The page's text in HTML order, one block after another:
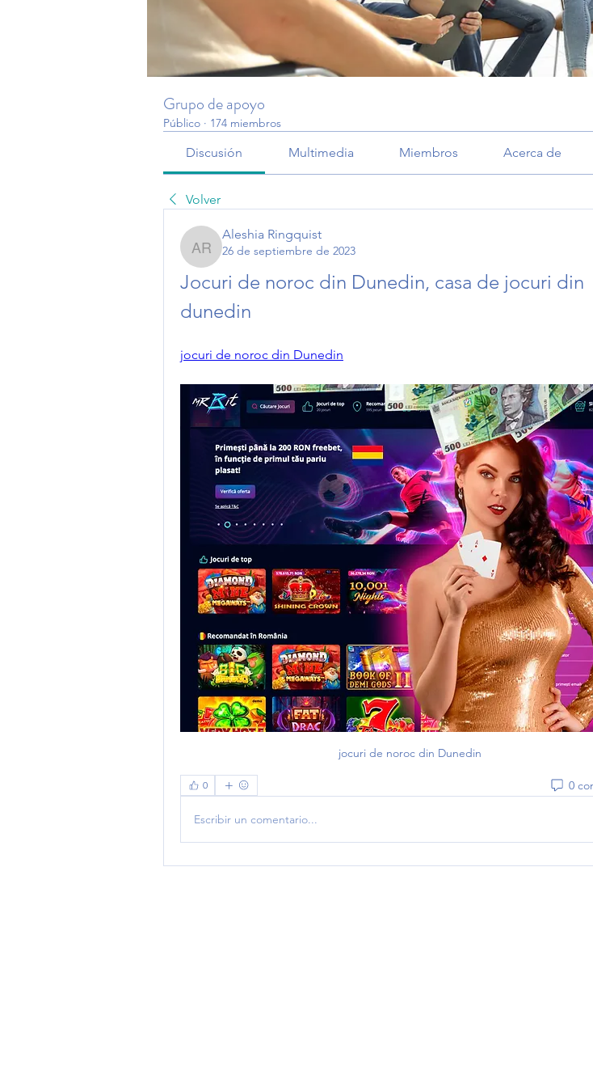
Grupo de apoyo
Público · 174 miembros
Discusión Multimedia Miembros Acerca de
Volver
Aleshia Ringquist
Aleshia Ringquist
26 de septiembre de 2023
Jocuri de noroc din Dunedin, casa de jocuri din
dunedin
jocuri de noroc din Dunedin
jocuri de noroc din Dunedin
0 0
Escribir un comentario...